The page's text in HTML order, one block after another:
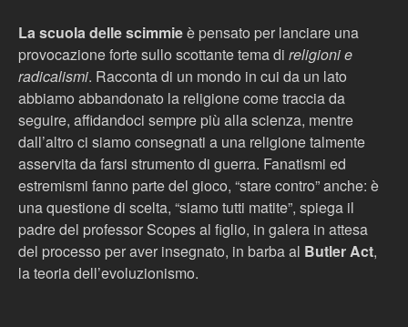
La scuola delle scimmieè pensato per lanciare una
provocazione forte sullo scottante tema di religioni e
radicalismi. Racconta di un mondo in cui da un lato
abbiamo abbandonato la religione come traccia da
seguire, affidandoci sempre più alla scienza, mentre
dall’altro ci siamo consegnati a una religione talmente
asservita da farsi strumento di guerra. Fanatismi ed
estremismi fanno parte del gioco, “stare contro” anche: è
una questione di scelta, “siamo tutti matite”, spiega il
padre del professor Scopes al figlio, in galera in attesa
del processo per aver insegnato, in barba al Butler Act,
la teoria dell’evoluzionismo.